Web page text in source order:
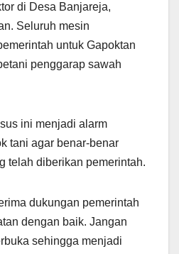
di Desa Banjareja,
Seluruh mesin
untuk Gapoktan
penggarap sawah
ini menjadi alarm
tani agar benar-benar
telah diberikan pemerintah.
dukungan pemerintah
dengan baik. Jangan
sehingga menjadi